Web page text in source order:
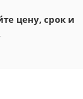
цену, срок и